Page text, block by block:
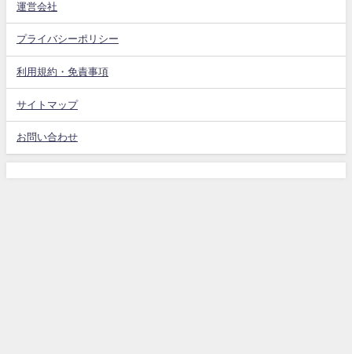
運営会社
プライバシーポリシー
利用規約・免責事項
サイトマップ
お問い合わせ